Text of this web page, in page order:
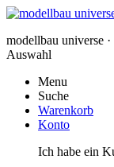
modellbau universe
Auswahl
Menu
Suche
Warenkorb
Konto
Ich habe ein